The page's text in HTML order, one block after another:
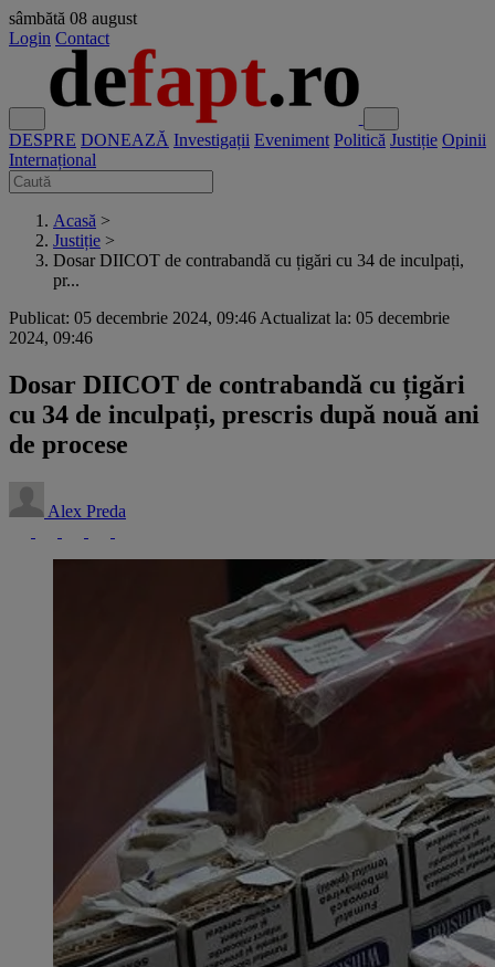
sâmbătă 08 august
Login Contact
DESPRE DONEAZĂ Investigații Eveniment Politică Justiție Opinii
Internațional
Acasă >
Justiție >
Dosar DIICOT de contrabandă cu țigări cu 34 de inculpați,
pr...
Publicat: 05 decembrie 2024, 09:46 Actualizat la: 05 decembrie
2024, 09:46
Dosar DIICOT de contrabandă cu țigări
cu 34 de inculpați, prescris după nouă ani
de procese
Alex Preda